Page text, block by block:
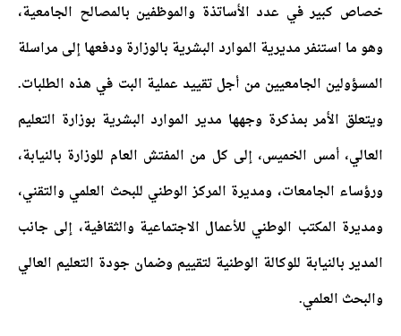
خصاص كبير في عدد الأساتذة والموظفين بالمصالح الجامعية،
وهو ما استنفر مديرية الموارد البشرية بالوزارة ودفعها إلى مراسلة
المسؤولين الجامعيين من أجل تقييد عملية البت في هذه الطلبات.
ويتعلق الأمر بمذكرة وجهها مدير الموارد البشرية بوزارة التعليم
العالي، أمس الخميس، إلى كل من المفتش العام للوزارة بالنيابة،
ورؤساء الجامعات، ومديرة المركز الوطني للبحث العلمي والتقني،
ومديرة المكتب الوطني للأعمال الاجتماعية والثقافية، إلى جانب
المدير بالنيابة للوكالة الوطنية لتقييم وضمان جودة التعليم العالي
والبحث العلمي.